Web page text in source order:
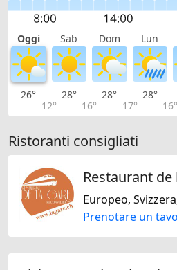
Oggi Sab Dom Lun
26°
12°
28°
16°
28°
17°
28°
16°
Ristoranti consigliati
Prenotare un